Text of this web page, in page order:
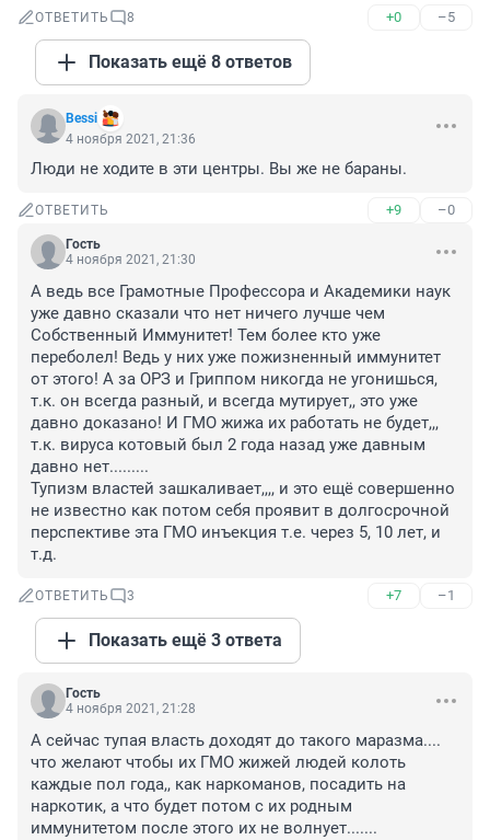
ОТВЕТИТЬ 8 +0 –5
Показать ещё 8 ответов
Bessi
4 ноября 2021, 21:36
Люди не ходите в эти центры. Вы же не бараны.
ОТВЕТИТЬ +9 –0
Гость
4 ноября 2021, 21:30
А ведь все Грамотные Профессора и Академики наук
уже давно сказали что нет ничего лучше чем
Собственный Иммунитет! Тем более кто уже
переболел! Ведь у них уже пожизненный иммунитет
от этого! А за ОРЗ и Гриппом никогда не угонишься,
т.к. он всегда разный, и всегда мутирует,, это уже
давно доказано! И ГМО жижа их работать не будет,,,
т.к. вируса котовый был 2 года назад уже давным
давно нет.........
Тупизм властей зашкаливает,,,, и это ещё совершенно
не известно как потом себя проявит в долгосрочной
перспективе эта ГМО инъекция т.е. через 5, 10 лет, и
т.д.
ОТВЕТИТЬ 3 +7 –1
Показать ещё 3 ответа
Гость
4 ноября 2021, 21:28
А сейчас тупая власть доходят до такого маразма....
что желают чтобы их ГМО жижей людей колоть
каждые пол года,, как наркоманов, посадить на
наркотик, а что будет потом с их родным
иммунитетом после этого их не волнует.......